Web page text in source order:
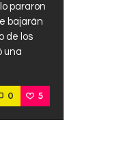
pararon
bajarán
de los
una
0 5